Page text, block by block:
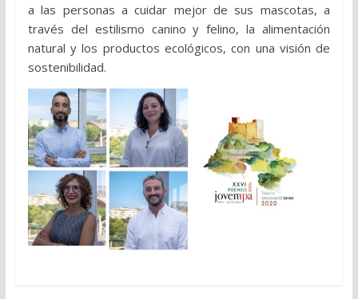
a las personas a cuidar mejor de sus mascotas, a
través del estilismo canino y felino, la alimentación
natural y los productos ecológicos, con una visión de
sostenibilidad.